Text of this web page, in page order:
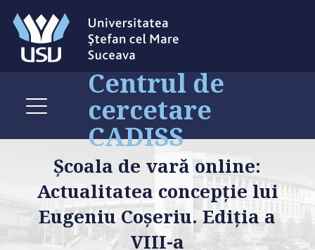
Centrul de
cercetare
CADISS
Școala de vară online:
Actualitatea concepție lui
Eugeniu Coșeriu. Ediția a
VIII-a